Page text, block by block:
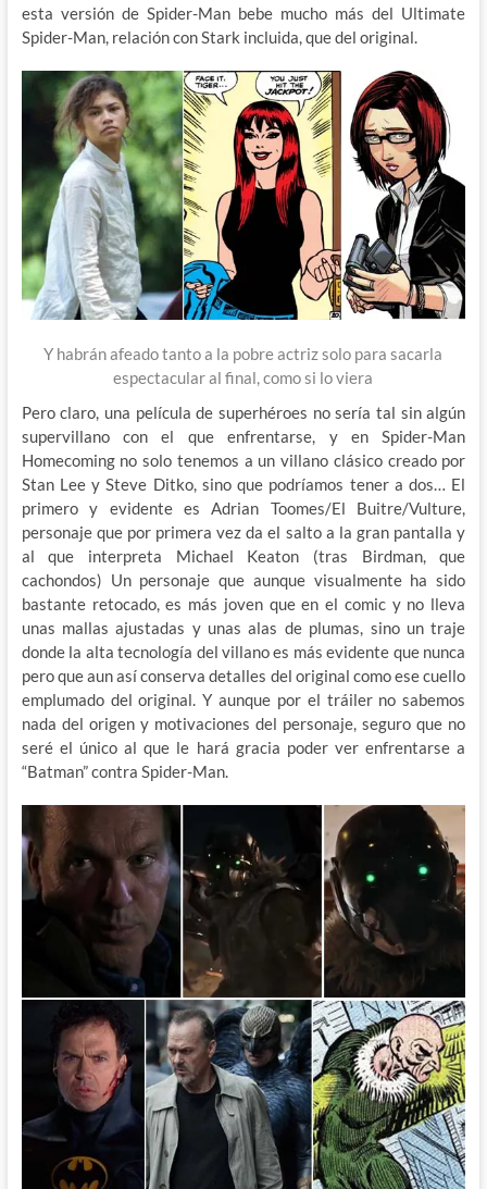
esta versión de Spider-Man bebe mucho más del Ultimate
Spider-Man, relación con Stark incluida, que del original.
Y habrán afeado tanto a la pobre actriz solo para sacarla
espectacular al final, como si lo viera
Pero claro, una película de superhéroes no sería tal sin algún
supervillano con el que enfrentarse, y en Spider-Man
Homecoming no solo tenemos a un villano clásico creado por
Stan Lee y Steve Ditko, sino que podríamos tener a dos… El
primero y evidente es Adrian Toomes/El Buitre/Vulture,
personaje que por primera vez da el salto a la gran pantalla y
al que interpreta Michael Keaton (tras Birdman, que
cachondos) Un personaje que aunque visualmente ha sido
bastante retocado, es más joven que en el comic y no lleva
unas mallas ajustadas y unas alas de plumas, sino un traje
donde la alta tecnología del villano es más evidente que nunca
pero que aun así conserva detalles del original como ese cuello
emplumado del original. Y aunque por el tráiler no sabemos
nada del origen y motivaciones del personaje, seguro que no
seré el único al que le hará gracia poder ver enfrentarse a
“Batman” contra Spider-Man.